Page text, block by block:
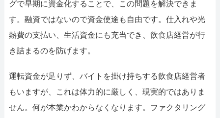
グで早期に資金化することで、この問題を解決できま
す。融資ではないので資金使途も自由です。仕入れや光
熱費の支払い、生活資金にも充当でき、飲食店経営が行
き詰まるのを防げます。
運転資金が足りず、バイトを掛け持ちする飲食店経営者
もいますが、これは体力的に厳しく、現実的ではありま
せん。何が本業かわからなくなります。ファクタリング